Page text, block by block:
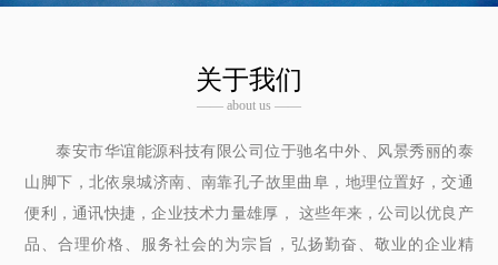
关于我们
—— about us ——
泰安市华谊能源科技有限公司位于驰名中外、风景秀丽的泰
山脚下，北依泉城济南、南靠孔子故里曲阜，地理位置好，交通
便利，通讯快捷，企业技术力量雄厚， 这些年来，公司以优良产
品、合理价格、服务社会的为宗旨，弘扬勤奋、敬业的企业精